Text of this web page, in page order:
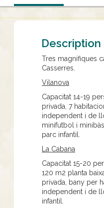
Description
Tres magnífiques
Casserres.
Vilanova
Capacitat 14-19
privada, 7
independent i de
minifutbol i
parc infantil.
La Cabana
Capacitat 15-20
120 m2 planta
privada, bany per
independent i de
infantil.